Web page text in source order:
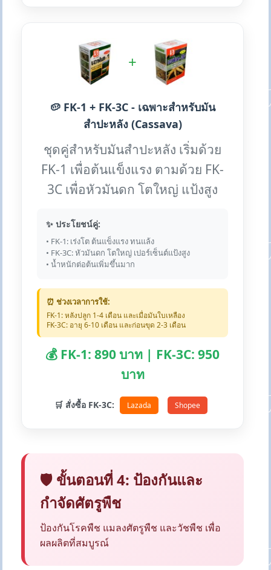
+
🥔 FK-1 + FK-3C - เฉพาะสำหรับมัน
สำปะหลัง (Cassava)
ชุดคู่สำหรับมันสำปะหลัง เริ่มด้วย
FK-1 เพื่อต้นแข็งแรง ตามด้วย FK-
3C เพื่อหัวมันดก โตใหญ่ แป้งสูง
✨ ประโยชน์คู่:
• FK-1: เร่งโต ต้นแข็งแรง ทนแล้ง
• FK-3C: หัวมันดก โตใหญ่ เปอร์เซ็นต์แป้งสูง
• น้ำหนักต่อต้นเพิ่มขึ้นมาก
⏰ ช่วงเวลาการใช้:
FK-1: หลังปลูก 1-4 เดือน และเมื่อมันใบเหลือง
FK-3C: อายุ 6-10 เดือน และก่อนขุด 2-3 เดือน
💰 FK-1: 890 บาท | FK-3C: 950
บาท
🛒 สั่งซื้อ FK-3C: Lazada Shopee
🛡️ ขั้นตอนที่ 4: ป้องกันและ
กำจัดศัตรูพืช
ป้องกันโรคพืช แมลงศัตรูพืช และวัชพืช เพื่อ
ผลผลิตที่สมบูรณ์